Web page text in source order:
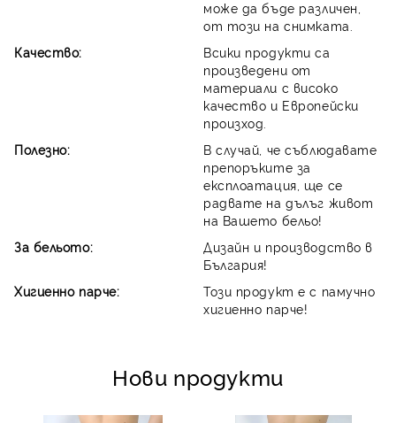
може да бъде различен,
от този на снимката.
Качество:
Всики продукти са
произведени от
материали с високо
качество и Европейски
произход.
Полезно:
В случай, че съблюдавате
препоръките за
експлоатация, ще се
радвате на дълъг живот
на Вашето бельо!
За бельото:
Дизайн и производство в
България!
Хигиенно парче:
Този продукт е с памучно
хигиенно парче!
Нови продукти